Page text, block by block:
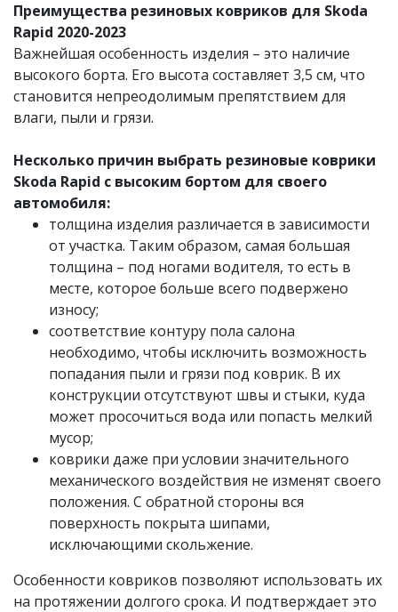
Преимущества резиновых ковриков для Skoda
Rapid 2020-2023
Важнейшая особенность изделия – это наличие
высокого борта. Его высота составляет 3,5 см, что
становится непреодолимым препятствием для
влаги, пыли и грязи.
Несколько причин выбрать резиновые коврики
Skoda Rapid с высоким бортом для своего
автомобиля:
толщина изделия различается в зависимости
от участка. Таким образом, самая большая
толщина – под ногами водителя, то есть в
месте, которое больше всего подвержено
износу;
соответствие контуру пола салона
необходимо, чтобы исключить возможность
попадания пыли и грязи под коврик. В их
конструкции отсутствуют швы и стыки, куда
может просочиться вода или попасть мелкий
мусор;
коврики даже при условии значительного
механического воздействия не изменят своего
положения. С обратной стороны вся
поверхность покрыта шипами,
исключающими скольжение.
Особенности ковриков позволяют использовать их
на протяжении долгого срока. И подтверждает это